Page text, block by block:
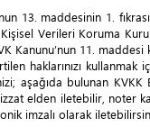
13. maddesinin 1.
Verileri Koruma
Kanunu’nun 11. maddesi
haklarınızı
aşağıda bulunan
elden iletebilir, noter
imzalı olarak